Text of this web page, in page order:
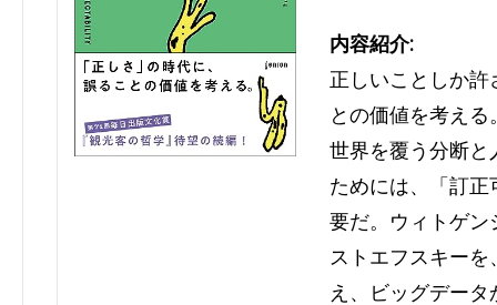
内容紹介:
正しいことしか
との価値を考える
世界を覆う分断と
ためには、「訂
要だ。ウィトゲン
ストエフスキー
え、ビッグデー